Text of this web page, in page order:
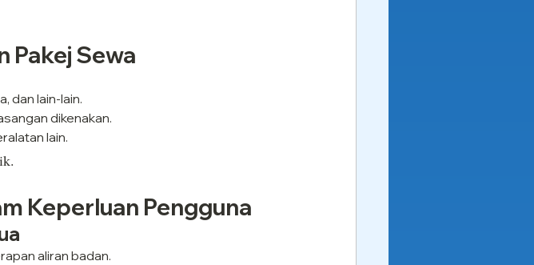
Pakej Sewa
dan lain-lain.
dikenakan.
lain.
Keperluan Pengguna
aliran badan.